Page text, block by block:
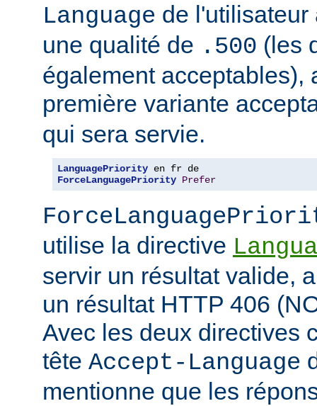
Language de
une qualité de .500 (les
également acceptables),
première variante
qui sera servie.
LanguagePriority
ForceLanguagePriority Prefer
utilise la directive
servir un résultat valide,
un résultat HTTP 406
Avec les deux directives
tête Accept-Language
mentionne que les